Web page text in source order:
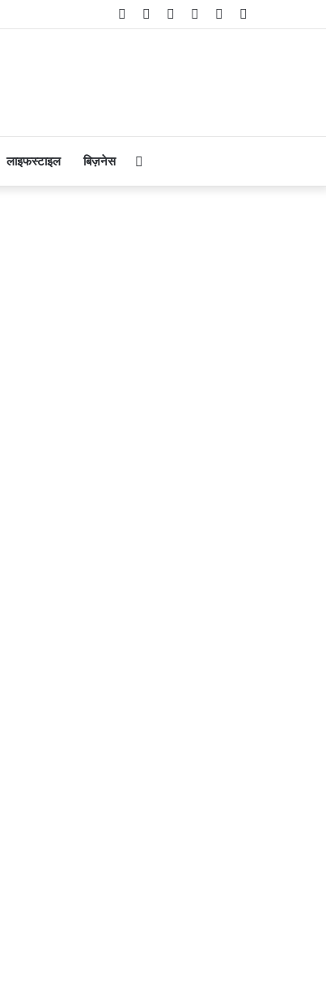
Telegram
Instagram
YouTube
Twitter
Facebook
लाइफस्टाइल बिज़नेस